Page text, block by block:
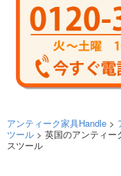
アンティーク家具Handle >
ツール > 英国のアンティー
スツール